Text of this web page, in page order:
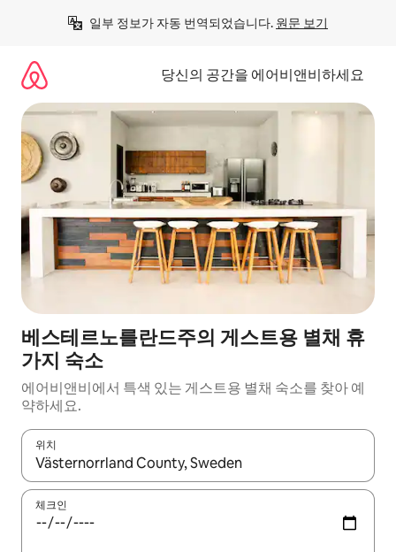
일부 정보가 자동 번역되었습니다. 원문 보기
당신의 공간을 에어비앤비하세요
베스테르노를란드주의 게스트용 별채 휴
가지 숙소
에어비앤비에서 특색 있는 게스트용 별채 숙소를 찾아 예
약하세요.
위치
결과가 나오면 위·아래 화살표 키를 사용하거나 터치 또는 스와이
체크인